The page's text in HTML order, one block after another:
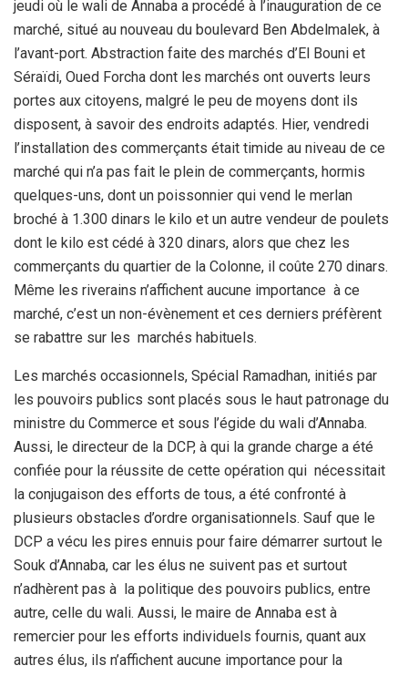
jeudi où le wali de Annaba a procédé à l’inauguration de ce
marché, situé au nouveau du boulevard Ben Abdelmalek, à
l’avant-port. Abstraction faite des marchés d’El Bouni et
Séraïdi, Oued Forcha dont les marchés ont ouverts leurs
portes aux citoyens, malgré le peu de moyens dont ils
disposent, à savoir des endroits adaptés. Hier, vendredi
l’installation des commerçants était timide au niveau de ce
marché qui n’a pas fait le plein de commerçants, hormis
quelques-uns, dont un poissonnier qui vend le merlan
broché à 1.300 dinars le kilo et un autre vendeur de poulets
dont le kilo est cédé à 320 dinars, alors que chez les
commerçants du quartier de la Colonne, il coûte 270 dinars.
Même les riverains n’affichent aucune importance à ce
marché, c’est un non-évènement et ces derniers préfèrent
se rabattre sur les marchés habituels.
Les marchés occasionnels, Spécial Ramadhan, initiés par
les pouvoirs publics sont placés sous le haut patronage du
ministre du Commerce et sous l’égide du wali d’Annaba.
Aussi, le directeur de la DCP, à qui la grande charge a été
confiée pour la réussite de cette opération qui nécessitait
la conjugaison des efforts de tous, a été confronté à
plusieurs obstacles d’ordre organisationnels. Sauf que le
DCP a vécu les pires ennuis pour faire démarrer surtout le
Souk d’Annaba, car les élus ne suivent pas et surtout
n’adhèrent pas à la politique des pouvoirs publics, entre
autre, celle du wali. Aussi, le maire de Annaba est à
remercier pour les efforts individuels fournis, quant aux
autres élus, ils n’affichent aucune importance pour la